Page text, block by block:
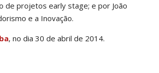
de projetos early stage; e por João
e a Inovação.
, no dia 30 de abril de 2014.